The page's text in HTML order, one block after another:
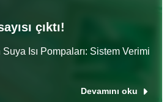
çıktı!
Isı Pompaları: Sistem Verimi
Devamını oku